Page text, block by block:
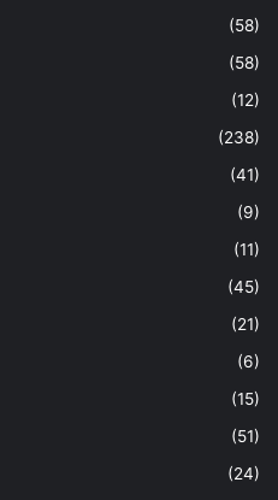
(58)
(58)
(12)
(238)
(41)
(9)
(11)
(45)
(21)
(6)
(15)
(51)
(24)